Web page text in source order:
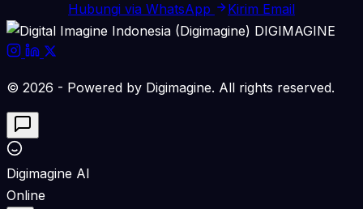
Hubungi via WhatsApp
Kirim Email
DIGIMAGINE
© 2026 - Powered by Digimagine. All rights reserved.
Digimagine AI
Online